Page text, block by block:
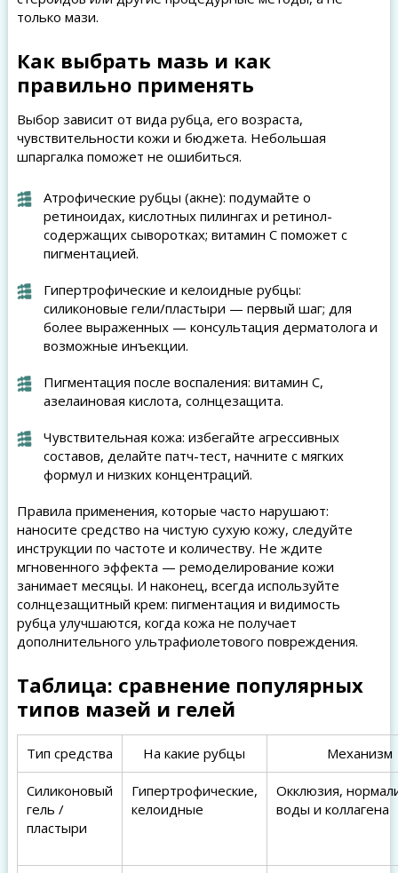
только мази.
Как выбрать мазь и как
правильно применять
Выбор зависит от вида рубца, его возраста,
чувствительности кожи и бюджета. Небольшая
шпаргалка поможет не ошибиться.
Атрофические рубцы (акне): подумайте о
ретиноидах, кислотных пилингах и ретинол-
содержащих сыворотках; витамин C поможет с
пигментацией.
Гипертрофические и келоидные рубцы:
силиконовые гели/пластыри — первый шаг; для
более выраженных — консультация дерматолога и
возможные инъекции.
Пигментация после воспаления: витамин C,
азелаиновая кислота, солнцезащита.
Чувствительная кожа: избегайте агрессивных
составов, делайте патч-тест, начните с мягких
формул и низких концентраций.
Правила применения, которые часто нарушают:
наносите средство на чистую сухую кожу, следуйте
инструкции по частоте и количеству. Не ждите
мгновенного эффекта — ремоделирование кожи
занимает месяцы. И наконец, всегда используйте
солнцезащитный крем: пигментация и видимость
рубца улучшаются, когда кожа не получает
дополнительного ультрафиолетового повреждения.
Таблица: сравнение популярных
типов мазей и гелей
Тип средства На какие рубцы Механизм
Силиконовый
гель /
пластыри
Гипертрофические,
келоидные
Окклюзия,
воды и коллагена